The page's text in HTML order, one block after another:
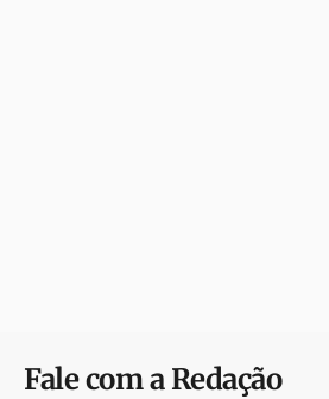
Fale com a Redação